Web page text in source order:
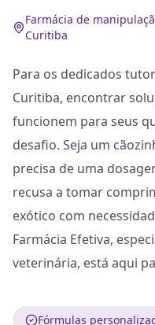
Farmácia de
Curitiba
Para os dedicados
Curitiba, encontrar
funcionem para seus
desafio. Seja um
precisa de uma
recusa a tomar
exótico com
Farmácia Efetiva,
veterinária, está aqui
Fórmulas